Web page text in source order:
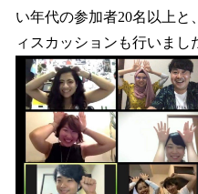
い年代の参加者20名以上
ィスカッションも行いまし